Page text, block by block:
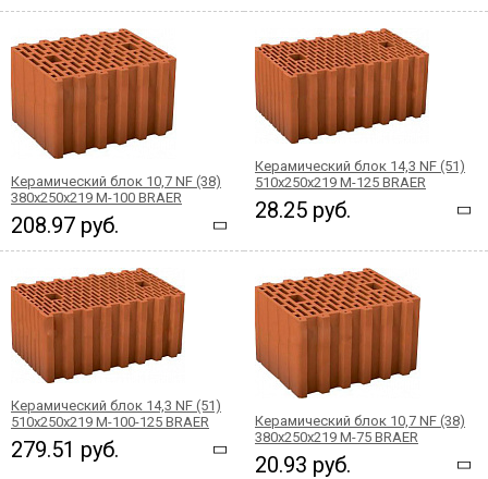
Керамический блок 10,7 NF (38)
380x250x219 М-100 BRAER
208.97 руб.
Керамический блок 14,3 NF (51)
510x250x219 М-125 BRAER
28.25 руб.
Керамический блок 14,3 NF (51)
510x250x219 М-100-125 BRAER
279.51 руб.
Керамический блок 10,7 NF (38)
380x250x219 М-75 BRAER
20.93 руб.